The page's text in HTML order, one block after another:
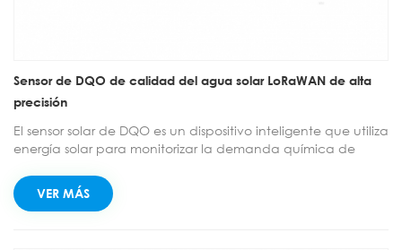
Sensor de DQO de calidad del agua solar LoRaWAN de alta
precisión
El sensor solar de DQO es un dispositivo inteligente que utiliza
energía solar para monitorizar la demanda química de
para el monitoreo remoto de la calidad del agua a largo
plazo en exteriores, proporcionando un soporte de datos
VER MÁS